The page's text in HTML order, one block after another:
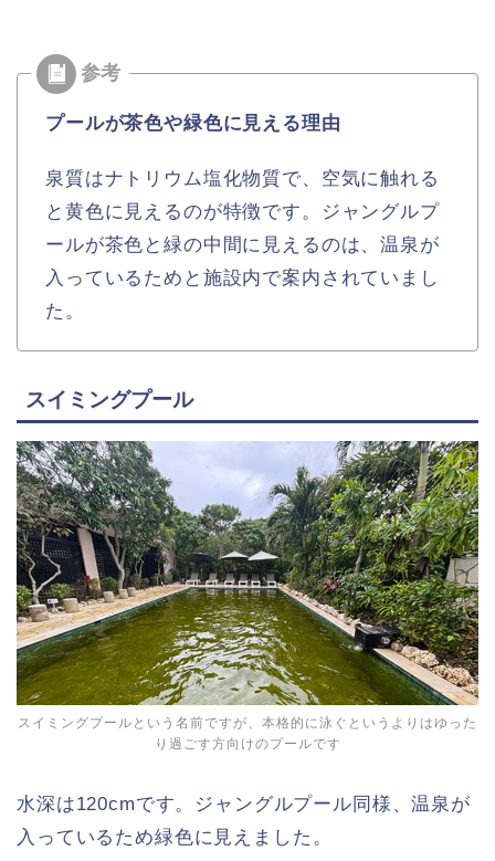
プールが茶色や緑色に見える理由
泉質はナトリウム塩化物質で、空気に触れる
と黄色に見えるのが特徴です。ジャングルプ
ールが茶色と緑の中間に見えるのは、温泉が
入っているためと施設内で案内されていまし
た。
スイミングプール
スイミングプールという名前ですが、本格的に泳ぐというよりはゆった
り過ごす方向けのプールです
水深は120cmです。ジャングルプール同様、温泉が
入っているため緑色に見えました。